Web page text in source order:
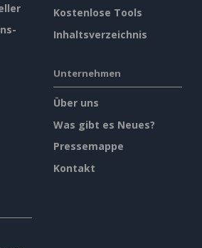
Kostenlose Tools
Inhaltsverzeichnis
Unternehmen
Über uns
Was gibt es Neues?
Pressemappe
Kontakt